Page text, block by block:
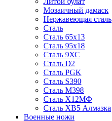
Мозаичный дамаск
Нержавеющая сталь
Сталь
Сталь 65х13
Сталь 95х18
Сталь 9ХС
Сталь D2
Сталь PGK
Сталь S390
Сталь M398
Сталь Х12МФ
Сталь ХВ5 Алмазка
Военные ножи